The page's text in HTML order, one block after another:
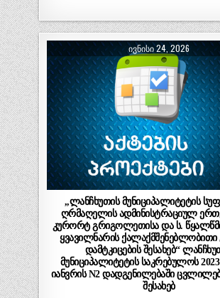
ᲘᲕᲜᲘᲡᲘ 24, 2026
,,ლანჩხუთის მუნიციპალიტეტის
ღრმაღელის ადმინისტრაციულ
კურორტ გრიგოლეთისა და ს.
ყვავილნარის ქალაქმშენებლობითი
დამტკიცების შესახებ“
მუნიციპალიტეტის საკრებულოს
იანვრის N2 დადგენილებაში
შესახებ